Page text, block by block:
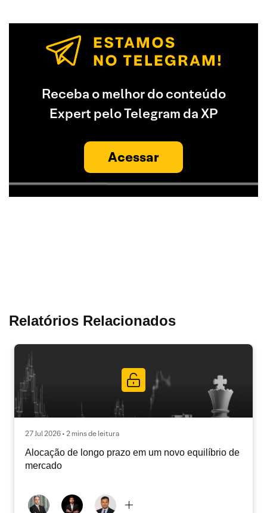
Receba o melhor do conteúdo
Expert pelo Telegram da XP
Acessar
Relatórios Relacionados
27 Jul 2026 • 2 mins de leitura
Alocação de longo prazo em um novo equilíbrio de
mercado